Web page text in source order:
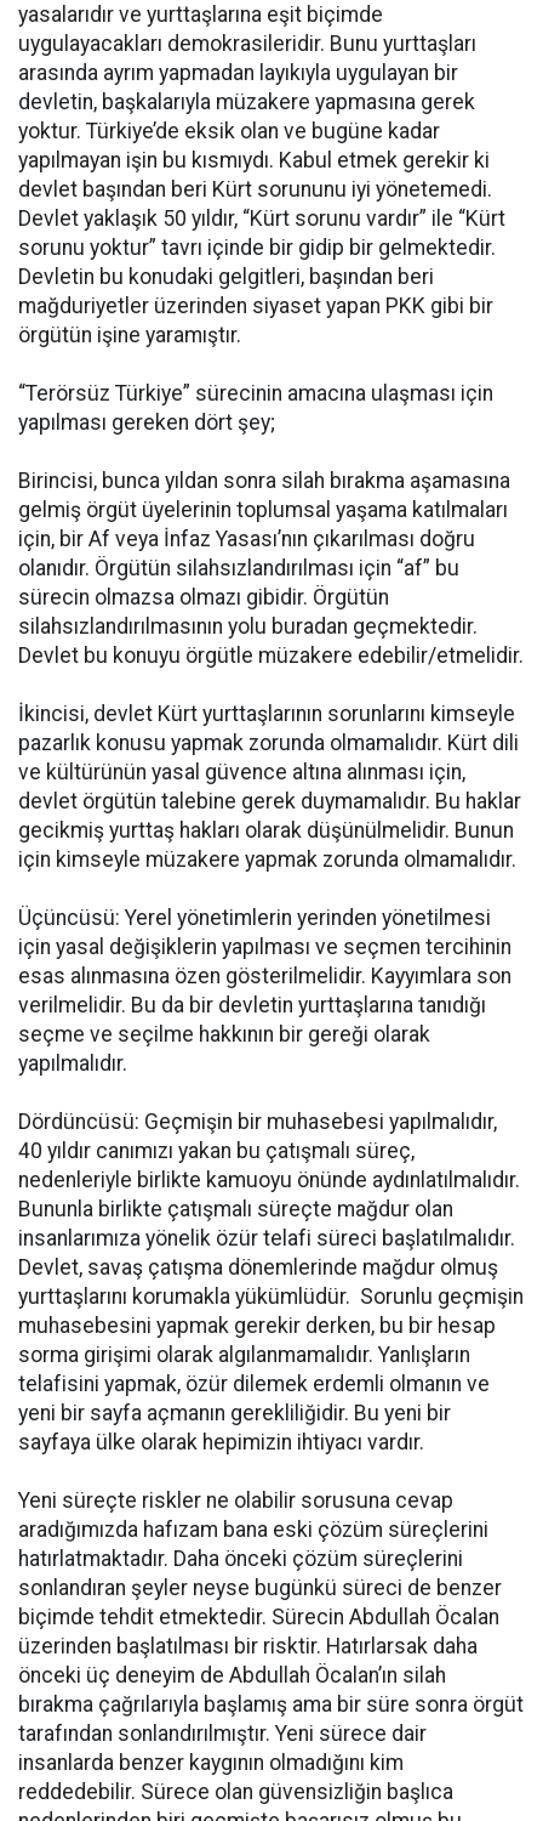
yasalarıdır ve yurttaşlarına eşit biçimde
uygulayacakları demokrasileridir. Bunu yurttaşları
arasında ayrım yapmadan layıkıyla uygulayan bir
devletin, başkalarıyla müzakere yapmasına gerek
yoktur. Türkiye’de eksik olan ve bugüne kadar
yapılmayan işin bu kısmıydı. Kabul etmek gerekir ki
devlet başından beri Kürt sorununu iyi yönetemedi.
Devlet yaklaşık 50 yıldır, “Kürt sorunu vardır” ile “Kürt
sorunu yoktur” tavrı içinde bir gidip bir gelmektedir.
Devletin bu konudaki gelgitleri, başından beri
mağduriyetler üzerinden siyaset yapan PKK gibi bir
örgütün işine yaramıştır.
“Terörsüz Türkiye” sürecinin amacına ulaşması için
yapılması gereken dört şey;
Birincisi, bunca yıldan sonra silah bırakma aşamasına
gelmiş örgüt üyelerinin toplumsal yaşama katılmaları
için, bir Af veya İnfaz Yasası’nın çıkarılması doğru
olanıdır. Örgütün silahsızlandırılması için “af” bu
sürecin olmazsa olmazı gibidir. Örgütün
silahsızlandırılmasının yolu buradan geçmektedir.
Devlet bu konuyu örgütle müzakere edebilir/etmelidir.
İkincisi, devlet Kürt yurttaşlarının sorunlarını kimseyle
pazarlık konusu yapmak zorunda olmamalıdır. Kürt dili
ve kültürünün yasal güvence altına alınması için,
devlet örgütün talebine gerek duymamalıdır. Bu haklar
gecikmiş yurttaş hakları olarak düşünülmelidir. Bunun
için kimseyle müzakere yapmak zorunda olmamalıdır.
Üçüncüsü: Yerel yönetimlerin yerinden yönetilmesi
için yasal değişiklerin yapılması ve seçmen tercihinin
esas alınmasına özen gösterilmelidir. Kayyımlara son
verilmelidir. Bu da bir devletin yurttaşlarına tanıdığı
seçme ve seçilme hakkının bir gereği olarak
yapılmalıdır.
Dördüncüsü: Geçmişin bir muhasebesi yapılmalıdır,
40 yıldır canımızı yakan bu çatışmalı süreç,
nedenleriyle birlikte kamuoyu önünde aydınlatılmalıdır.
Bununla birlikte çatışmalı süreçte mağdur olan
insanlarımıza yönelik özür telafi süreci başlatılmalıdır.
Devlet, savaş çatışma dönemlerinde mağdur olmuş
yurttaşlarını korumakla yükümlüdür. Sorunlu geçmişin
muhasebesini yapmak gerekir derken, bu bir hesap
sorma girişimi olarak algılanmamalıdır. Yanlışların
telafisini yapmak, özür dilemek erdemli olmanın ve
yeni bir sayfa açmanın gerekliliğidir. Bu yeni bir
sayfaya ülke olarak hepimizin ihtiyacı vardır.
Yeni süreçte riskler ne olabilir sorusuna cevap
aradığımızda hafızam bana eski çözüm süreçlerini
hatırlatmaktadır. Daha önceki çözüm süreçlerini
sonlandıran şeyler neyse bugünkü süreci de benzer
biçimde tehdit etmektedir. Sürecin Abdullah Öcalan
üzerinden başlatılması bir risktir. Hatırlarsak daha
önceki üç deneyim de Abdullah Öcalan’ın silah
bırakma çağrılarıyla başlamış ama bir süre sonra örgüt
tarafından sonlandırılmıştır. Yeni sürece dair
insanlarda benzer kaygının olmadığını kim
reddedebilir. Sürece olan güvensizliğin başlıca